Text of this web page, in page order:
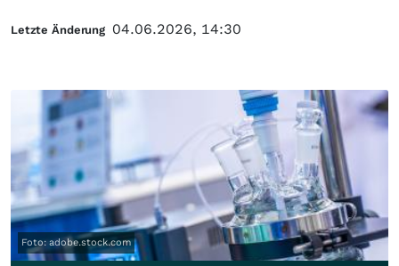
Foto: adobe.stock.com
Letzte Änderung 04.06.2026, 14:30